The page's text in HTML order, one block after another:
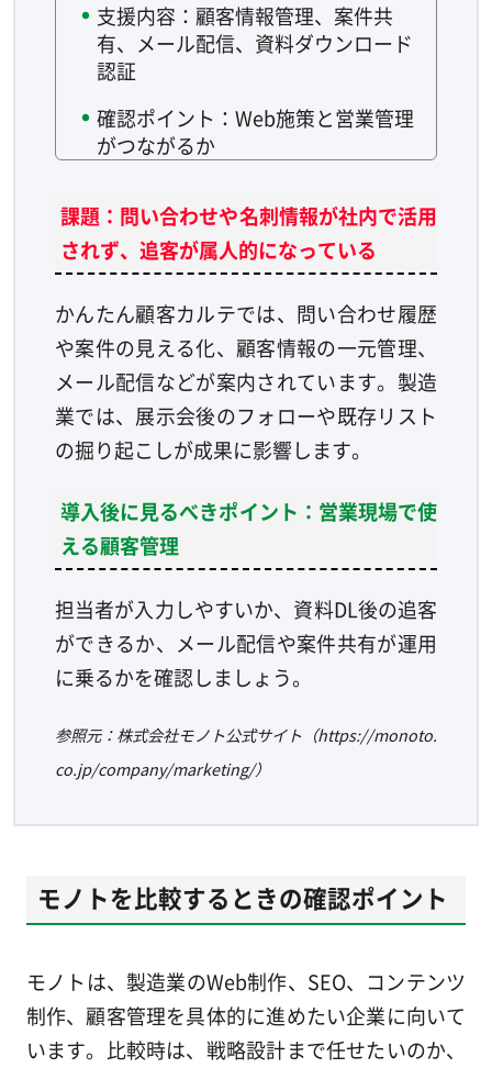
支援内容：顧客情報管理、案件共
有、メール配信、資料ダウンロード
認証
確認ポイント：Web施策と営業管理
がつながるか
課題：問い合わせや名刺情報が社内で活用
されず、追客が属人的になっている
かんたん顧客カルテでは、問い合わせ履歴
や案件の見える化、顧客情報の一元管理、
メール配信などが案内されています。製造
業では、展示会後のフォローや既存リスト
の掘り起こしが成果に影響します。
導入後に見るべきポイント：営業現場で使
える顧客管理
担当者が入力しやすいか、資料DL後の追客
ができるか、メール配信や案件共有が運用
に乗るかを確認しましょう。
参照元：株式会社モノト公式サイト（https://monoto.
co.jp/company/marketing/）
モノトを比較するときの確認ポイント
モノトは、製造業のWeb制作、SEO、コンテンツ
制作、顧客管理を具体的に進めたい企業に向いて
います。比較時は、戦略設計まで任せたいのか、